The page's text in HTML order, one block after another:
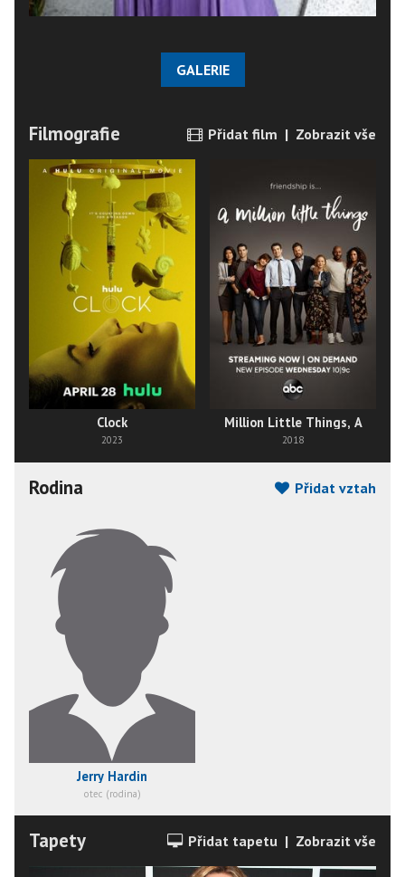
GALERIE
Filmografie Přidat film | Zobrazit vše
Clock
2023
Million Little Things, A
2018
Rodina Přidat vztah
Jerry Hardin
otec (rodina)
Tapety Přidat tapetu | Zobrazit vše